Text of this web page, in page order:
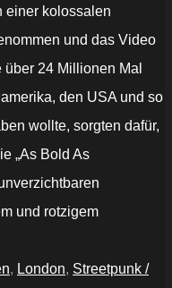
einer kolossalen
und das Video
24 Millionen Mal
den USA und so
wollte, sorgten dafür,
„As Bold As
und rotzigem
, London, Streetpunk /